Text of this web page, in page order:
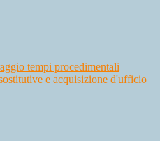
tempi procedimentali
e acquisizione d'ufficio